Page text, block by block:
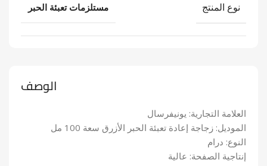
الوصف
العلامة التجارية: يونيفرسال
الموديل: زجاجة إعادة تعبئة الحبر الأزرق سعة 100 مل
النوع: درام
إنتاجية الصفحة: عالية
نوع المنتج مستلزمات تعبئة الحبر